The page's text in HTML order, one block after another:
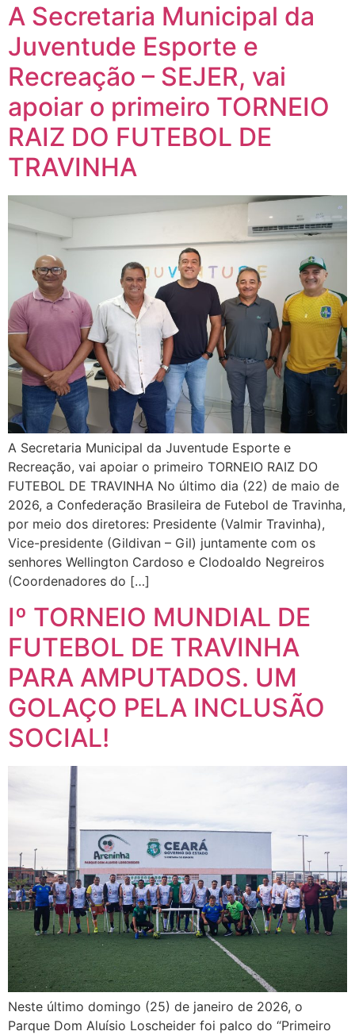
A Secretaria Municipal da
Juventude Esporte e
Recreação – SEJER, vai
apoiar o primeiro TORNEIO
RAIZ DO FUTEBOL DE
TRAVINHA
A Secretaria Municipal da Juventude Esporte e
Recreação, vai apoiar o primeiro TORNEIO RAIZ DO
FUTEBOL DE TRAVINHA No último dia (22) de maio de
2026, a Confederação Brasileira de Futebol de Travinha,
por meio dos diretores: Presidente (Valmir Travinha),
Vice-presidente (Gildivan – Gil) juntamente com os
senhores Wellington Cardoso e Clodoaldo Negreiros
(Coordenadores do […]
Iº TORNEIO MUNDIAL DE
FUTEBOL DE TRAVINHA
PARA AMPUTADOS. UM
GOLAÇO PELA INCLUSÃO
SOCIAL!
Neste último domingo (25) de janeiro de 2026, o
Parque Dom Aluísio Loscheider foi palco do “Primeiro